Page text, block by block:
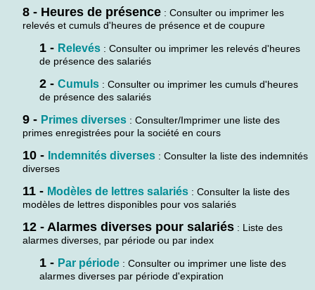
8 - Heures de présence : Consulter ou imprimer les
relevés et cumuls d'heures de présence et de coupure
1 - Relevés : Consulter ou imprimer les relevés d'heures
de présence des salariés
2 - Cumuls : Consulter ou imprimer les cumuls d'heures
de présence des salariés
9 - Primes diverses : Consulter/Imprimer une liste des
primes enregistrées pour la société en cours
10 - Indemnités diverses : Consulter la liste des indemnités
diverses
11 - Modèles de lettres salariés : Consulter la liste des
modèles de lettres disponibles pour vos salariés
12 - Alarmes diverses pour salariés : Liste des
alarmes diverses, par période ou par index
1 - Par période : Consulter ou imprimer une liste des
alarmes diverses par période d'expiration